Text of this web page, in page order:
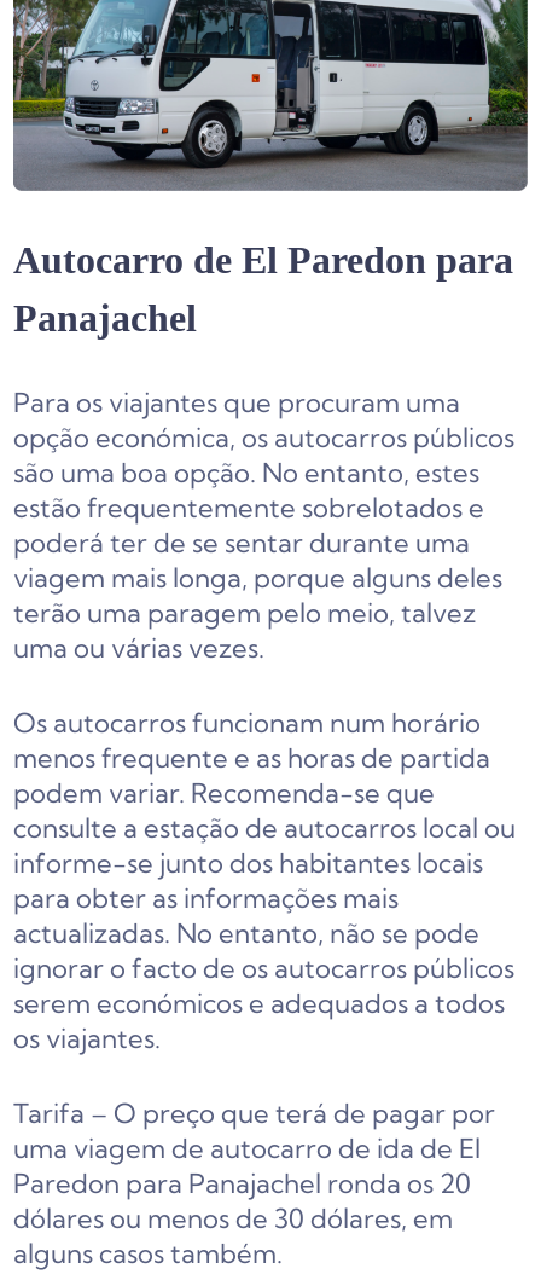
Autocarro de El Paredon para
Panajachel
Para os viajantes que procuram uma
opção económica, os autocarros públicos
são uma boa opção. No entanto, estes
estão frequentemente sobrelotados e
poderá ter de se sentar durante uma
viagem mais longa, porque alguns deles
terão uma paragem pelo meio, talvez
uma ou várias vezes.
Os autocarros funcionam num horário
menos frequente e as horas de partida
podem variar. Recomenda-se que
consulte a estação de autocarros local ou
informe-se junto dos habitantes locais
para obter as informações mais
actualizadas. No entanto, não se pode
ignorar o facto de os autocarros públicos
serem económicos e adequados a todos
os viajantes.
Tarifa – O preço que terá de pagar por
uma viagem de autocarro de ida de El
Paredon para Panajachel ronda os 20
dólares ou menos de 30 dólares, em
alguns casos também.